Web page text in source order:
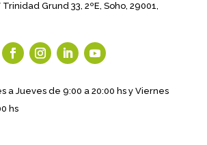
Grund 33, 2ºE, Soho, 29001,
a Jueves de 9:00 a 20:00 hs y Viernes
hs